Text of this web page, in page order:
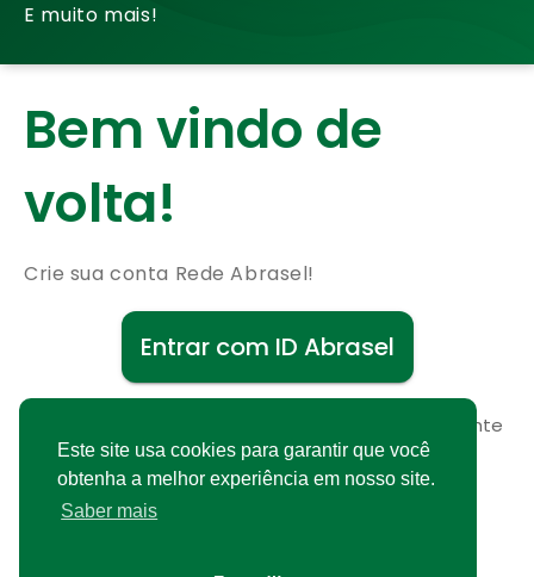
Este site usa cookies para garantir que você
obtenha a melhor experiência em nosso site.
Saber mais
E muito mais!
Bem vindo de
volta!
Crie sua conta Rede Abrasel!
Entrar com ID Abrasel
Cadastre-se gratuitamente